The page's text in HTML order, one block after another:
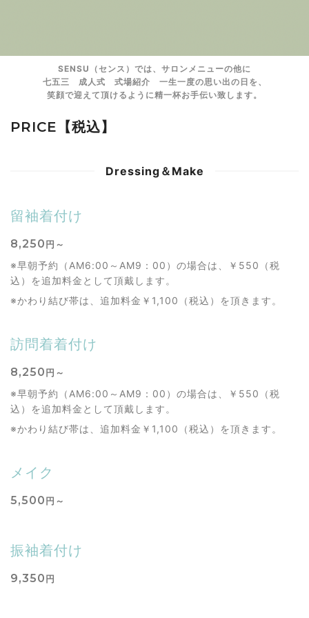
SENSU（センス）では、サロンメニューの他に
七五三 成人式 式場紹介 一生一度の思い出の日を、
笑顔で迎えて頂けるように精一杯お手伝い致します。
PRICE【税込】
Dressing＆Make
留袖着付け
8,250 円～
※早朝予約（AM6:00～AM9：00）の場合は、￥550（税
込）を追加料金として頂戴します。
※かわり結び帯は、追加料金￥1,100（税込）を頂きます。
訪問着着付け
8,250 円～
※早朝予約（AM6:00～AM9：00）の場合は、￥550（税
込）を追加料金として頂戴します。
※かわり結び帯は、追加料金￥1,100（税込）を頂きます。
メイク
5,500 円～
振袖着付け
9,350 円